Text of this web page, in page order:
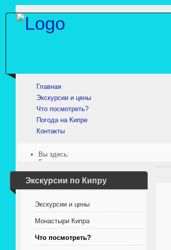
Главная
Экскурсии и цены
Что посмотреть?
Погода на Кипре
Контакты
Вы здесь:
Главная
Что посмотреть?
Ларнака. Мечеть Хала Султан Текке
Экскурсии по Кипру
Экскурсии и цены
Монастыри Кипра
Что посмотреть?